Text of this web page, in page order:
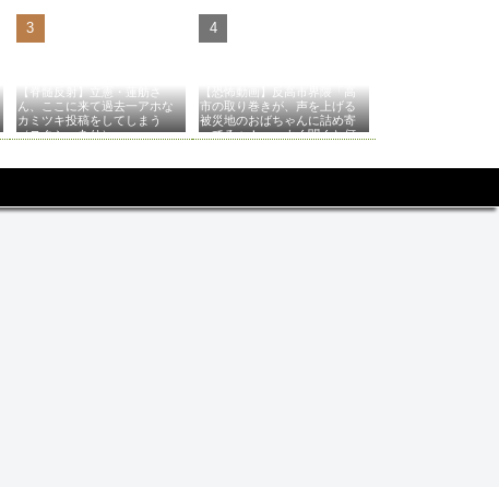
【脊髄反射】立憲・蓮舫さ
ん、ここに来て過去一アホな
カミツキ投稿をしてしまう
（スクショあり）
【恐怖動画】反高市界隈「高
市の取り巻きが、声を上げる
被災地のおばちゃんに詰め寄
ってるぅ！」→よく聞くと何